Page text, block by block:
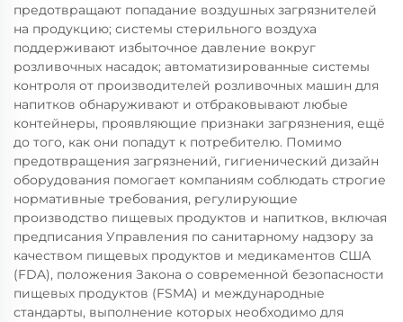
предотвращают попадание воздушных загрязнителей
на продукцию; системы стерильного воздуха
поддерживают избыточное давление вокруг
розливочных насадок; автоматизированные системы
контроля от производителей розливочных машин для
напитков обнаруживают и отбраковывают любые
контейнеры, проявляющие признаки загрязнения, ещё
до того, как они попадут к потребителю. Помимо
предотвращения загрязнений, гигиенический дизайн
оборудования помогает компаниям соблюдать строгие
нормативные требования, регулирующие
производство пищевых продуктов и напитков, включая
предписания Управления по санитарному надзору за
качеством пищевых продуктов и медикаментов США
(FDA), положения Закона о современной безопасности
пищевых продуктов (FSMA) и международные
стандарты, выполнение которых необходимо для